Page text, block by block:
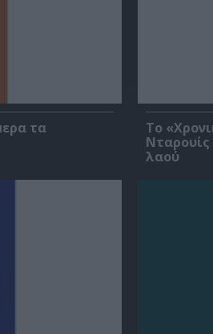
τα
Το
Νταρουίς
λαού